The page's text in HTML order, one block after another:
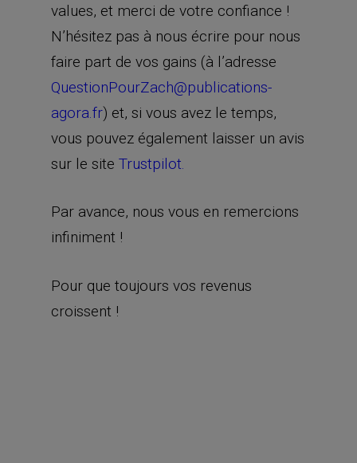
values, et merci de votre confiance !
N’hésitez pas à nous écrire pour nous
faire part de vos gains (à l’adresse
QuestionPourZach@publications-
agora.fr) et, si vous avez le temps,
vous pouvez également laisser un avis
sur le site Trustpilot.
Par avance, nous vous en remercions
infiniment !
Pour que toujours vos revenus
croissent !